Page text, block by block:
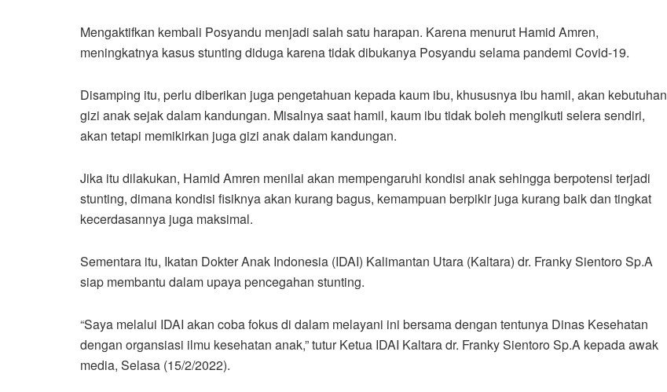
Mengaktifkan kembali Posyandu menjadi salah satu harapan. Karena menurut Hamid Amren,
meningkatnya kasus stunting diduga karena tidak dibukanya Posyandu selama pandemi Covid-19.
Disamping itu, perlu diberikan juga pengetahuan kepada kaum ibu, khususnya ibu hamil, akan kebutuhan
gizi anak sejak dalam kandungan. Misalnya saat hamil, kaum ibu tidak boleh mengikuti selera sendiri,
akan tetapi memikirkan juga gizi anak dalam kandungan.
Jika itu dilakukan, Hamid Amren menilai akan mempengaruhi kondisi anak sehingga berpotensi terjadi
stunting, dimana kondisi fisiknya akan kurang bagus, kemampuan berpikir juga kurang baik dan tingkat
kecerdasannya juga maksimal.
Sementara itu, Ikatan Dokter Anak Indonesia (IDAI) Kalimantan Utara (Kaltara) dr. Franky Sientoro Sp.A
siap membantu dalam upaya pencegahan stunting.
“Saya melalui IDAI akan coba fokus di dalam melayani ini bersama dengan tentunya Dinas Kesehatan
dengan organsiasi ilmu kesehatan anak,” tutur Ketua IDAI Kaltara dr. Franky Sientoro Sp.A kepada awak
media, Selasa (15/2/2022).